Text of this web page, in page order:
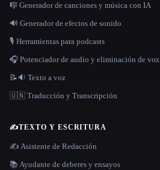
🎼 Generador de canciones y música con IA
🔊 Generador de efectos de sonido
🎙️ Herramientas para podcasts
🎧 Potenciador de audio y eliminación de voz
📝🔉 Texto a voz
🇺🇳 Traducción y Transcripción
✍️TEXTO Y ESCRITURA
✍️ Asistente de Redacción
📚 Ayudante de deberes y ensayos